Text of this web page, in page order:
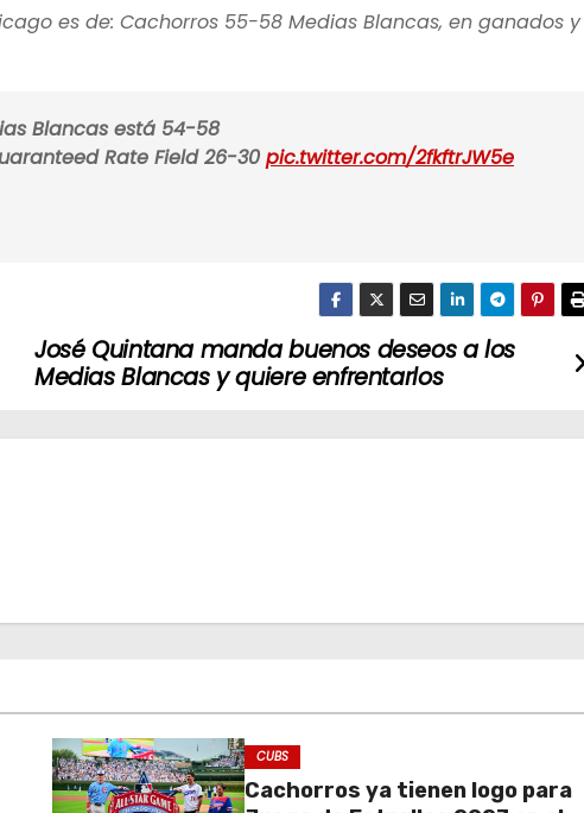
es de: Cachorros 55-58 Medias Blancas, en ganados y
Blancas está 54-58
Rate Field 26-30 pic.twitter.com/2fkftrJW5e
José Quintana manda buenos deseos a los
Medias Blancas y quiere enfrentarlos
CUBS
Cachorros ya tienen logo para